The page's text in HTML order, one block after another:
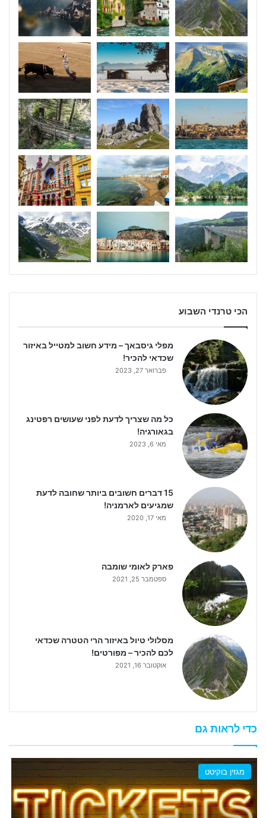
הכי טרנדי השבוע
מפלי גיסבאך – מידע חשוב למטייל באיזור
שכדאי להכיר!
פברואר 27, 2023
כל מה שצריך לדעת לפני שעושים רפטינג
בגאורגיה!
מאי 6, 2023
15 דברים חשובים ביותר שחובה לדעת
שמגיעים לארמניה!
מאי 17, 2020
פארק לאומי שומבה
ספטמבר 25, 2021
מסלולי טיול באיזור הרי הטטרה שכדאי
לכם להכיר – מפורטים!
אוקטובר 16, 2021
כדי לראות גם
מגזין בוקיטט